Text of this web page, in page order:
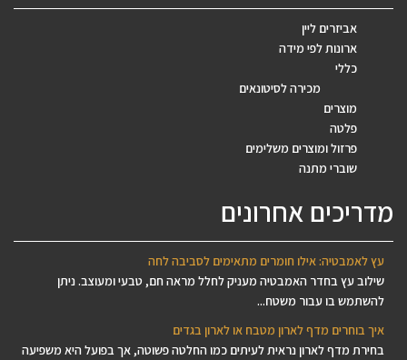
אביזרים ליין
ארונות לפי מידה
כללי
מכירה לסיטונאים
מוצרים
פלטה
פרזול ומוצרים משלימים
שוברי מתנה
מדריכים אחרונים
עץ לאמבטיה: אילו חומרים מתאימים לסביבה לחה
שילוב עץ בחדר האמבטיה מעניק לחלל מראה חם, טבעי ומעוצב. ניתן
להשתמש בו עבור משטח...
איך בוחרים מדף לארון מטבח או לארון בגדים
בחירת מדף לארון נראית לעיתים כמו החלטה פשוטה, אך בפועל היא משפיעה